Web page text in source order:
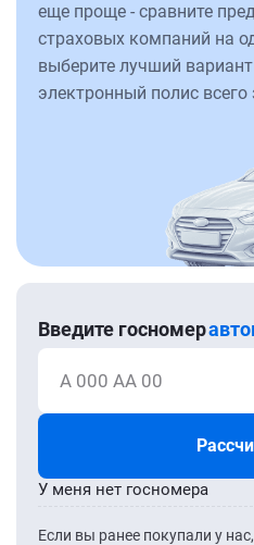
еще проще - сравните
страховых компаний на
выберите лучший
электронный полис всего
Введите госномер
А 000 АА 00
Если вы ранее покупали у
У меня нет госномера